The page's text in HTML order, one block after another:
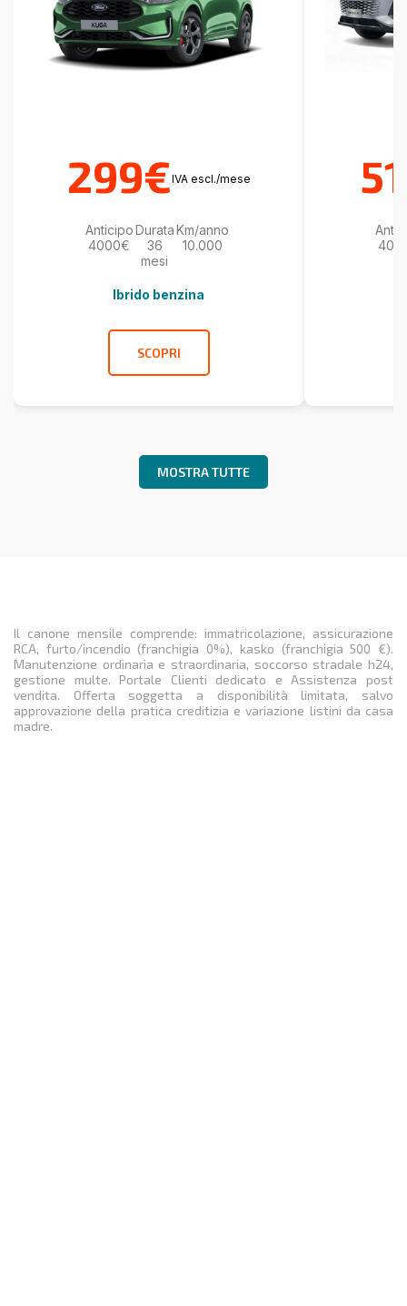
299€IVA escl./mese
Anticipo
4000€
Durata
36
mesi
Km/anno
10.000
Ibrido benzina
SCOPRI
MOSTRA TUTTE
Il canone mensile comprende: immatricolazione, assicurazione
RCA, furto/incendio (franchigia 0%), kasko (franchigia 500 €).
Manutenzione ordinaria e straordinaria, soccorso stradale h24,
gestione multe. Portale Clienti dedicato e Assistenza post
vendita. Offerta soggetta a disponibilità limitata, salvo
approvazione della pratica creditizia e variazione listini da casa
madre.